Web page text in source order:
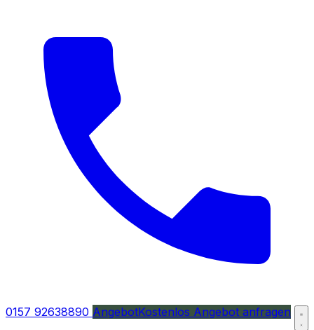
0157 92638890 AngebotKostenlos Angebot anfragen